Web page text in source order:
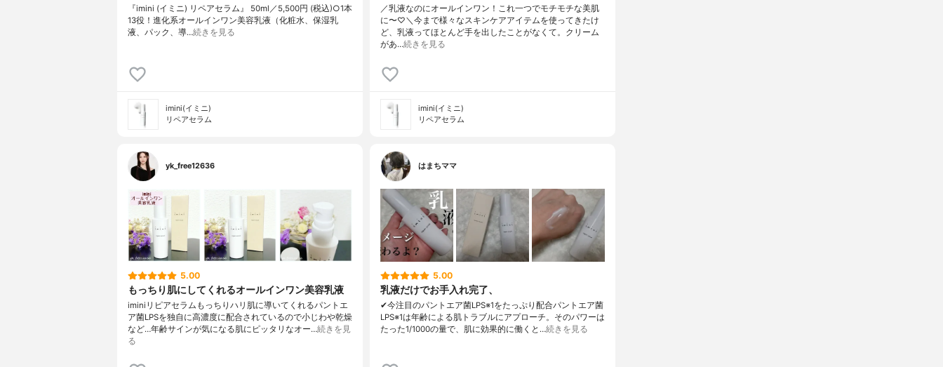
『imini (イミニ) リペアセラム』 50ml／5,500円 (税込)○1本
13役！進化系オールインワン美容乳液（化粧水、保湿乳
液、パック、導…続きを見る
imini(イミニ)
リペアセラム
／乳液なのにオールインワン！これ一つでモチモチな美肌
に〜♡＼今まで様々なスキンケアアイテムを使ってきたけ
ど、乳液ってほとんど手を出したことがなくて。クリーム
があ…続きを見る
imini(イミニ)
リペアセラム
yk_free12636
5.00
もっちり肌にしてくれるオールインワン美容乳液
iminiリピアセラム⁡もっちりハリ肌に導いてくれるパントエ
ア菌LPSを独自に高濃度に配合されているので小じわや乾燥
など…年齢サインが気になる肌にピッタリなオー…続きを見
る
はまちママ
5.00
乳液だけでお手入れ完了、
✔今注目のパントエア菌LPS※1をたっぷり配合パントエア菌
LPS※1は年齢による肌トラブルにアプローチ。そのパワーは
たった1/1000の量で、肌に効果的に働くと…続きを見る